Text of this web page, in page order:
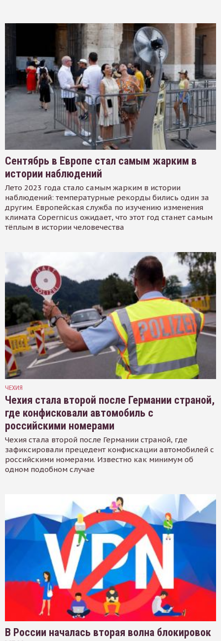
Сентябрь в Европе стал самым жарким в
истории наблюдений
Лето 2023 года стало самым жарким в истории
наблюдений: температурные рекорды бились один за
другим. Европейская служба по изучению изменения
климата Copernicus ожидает, что этот год станет самым
тёплым в истории человечества
ЧЕХИЯ
Чехия стала второй после Германии страной,
где конфисковали автомобиль с
российскими номерами
Чехия стала второй после Германии страной, где
зафиксировали прецедент конфискации автомобилей с
российскими номерами. Известно как минимум об
одном подобном случае
В России началась вторая волна блокировок